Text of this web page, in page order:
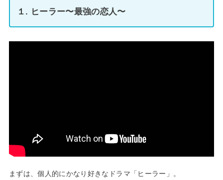
１. ヒーラー〜最強の恋人〜
まずは、個人的にかなり好きなドラマ「ヒーラー」。